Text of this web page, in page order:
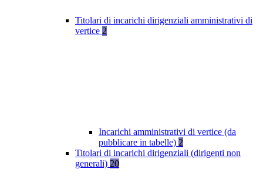
Titolari di incarichi dirigenziali amministrativi di
vertice 2
Incarichi amministrativi di vertice (da
pubblicare in tabelle) 2
Titolari di incarichi dirigenziali (dirigenti non
generali) 20